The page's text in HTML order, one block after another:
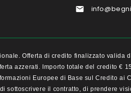

Offerta di credito finalizzato valida
azzerati. Importo totale del credito €
Europee di Base sul Credito
sottoscrivere il contratto, di prendere